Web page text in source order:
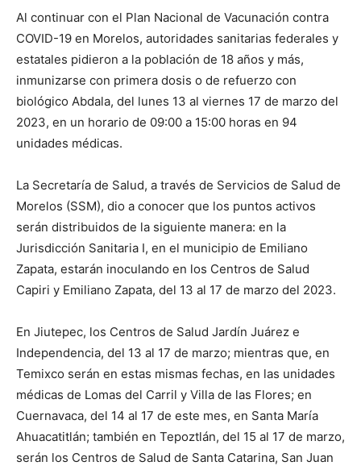
Al continuar con el Plan Nacional de Vacunación contra
COVID-19 en Morelos, autoridades sanitarias federales y
estatales pidieron a la población de 18 años y más,
inmunizarse con primera dosis o de refuerzo con
biológico Abdala, del lunes 13 al viernes 17 de marzo del
2023, en un horario de 09:00 a 15:00 horas en 94
unidades médicas.
La Secretaría de Salud, a través de Servicios de Salud de
Morelos (SSM), dio a conocer que los puntos activos
serán distribuidos de la siguiente manera: en la
Jurisdicción Sanitaria I, en el municipio de Emiliano
Zapata, estarán inoculando en los Centros de Salud
Capiri y Emiliano Zapata, del 13 al 17 de marzo del 2023.
En Jiutepec, los Centros de Salud Jardín Juárez e
Independencia, del 13 al 17 de marzo; mientras que, en
Temixco serán en estas mismas fechas, en las unidades
médicas de Lomas del Carril y Villa de las Flores; en
Cuernavaca, del 14 al 17 de este mes, en Santa María
Ahuacatitlán; también en Tepoztlán, del 15 al 17 de marzo,
serán los Centros de Salud de Santa Catarina, San Juan